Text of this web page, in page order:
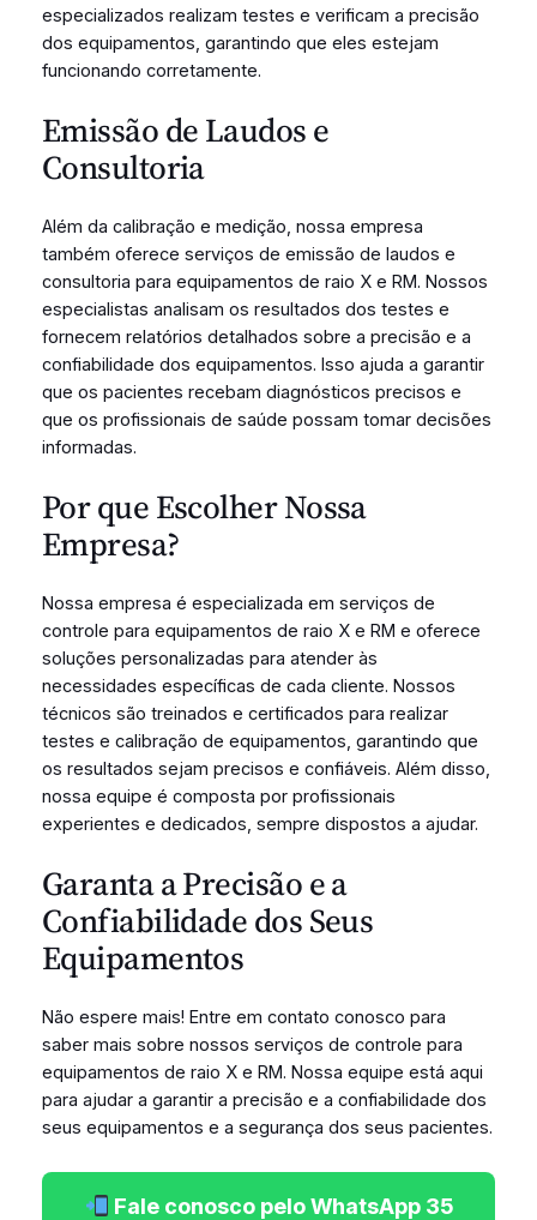
especializados realizam testes e verificam a precisão
dos equipamentos, garantindo que eles estejam
funcionando corretamente.
Emissão de Laudos e
Consultoria
Além da calibração e medição, nossa empresa
também oferece serviços de emissão de laudos e
consultoria para equipamentos de raio X e RM. Nossos
especialistas analisam os resultados dos testes e
fornecem relatórios detalhados sobre a precisão e a
confiabilidade dos equipamentos. Isso ajuda a garantir
que os pacientes recebam diagnósticos precisos e
que os profissionais de saúde possam tomar decisões
informadas.
Por que Escolher Nossa
Empresa?
Nossa empresa é especializada em serviços de
controle para equipamentos de raio X e RM e oferece
soluções personalizadas para atender às
necessidades específicas de cada cliente. Nossos
técnicos são treinados e certificados para realizar
testes e calibração de equipamentos, garantindo que
os resultados sejam precisos e confiáveis. Além disso,
nossa equipe é composta por profissionais
experientes e dedicados, sempre dispostos a ajudar.
Garanta a Precisão e a
Confiabilidade dos Seus
Equipamentos
Não espere mais! Entre em contato conosco para
saber mais sobre nossos serviços de controle para
equipamentos de raio X e RM. Nossa equipe está aqui
para ajudar a garantir a precisão e a confiabilidade dos
seus equipamentos e a segurança dos seus pacientes.
Fale conosco pelo WhatsApp 35